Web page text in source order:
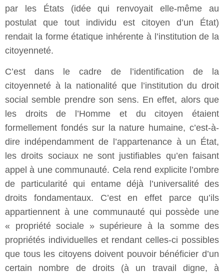
par les États (idée qui renvoyait elle-même au
postulat que tout individu est citoyen d’un État)
rendait la forme étatique inhérente à l’institution de la
citoyenneté.
C’est dans le cadre de l’identification de la
citoyenneté à la nationalité que l’institution du droit
social semble prendre son sens. En effet, alors que
les droits de l’Homme et du citoyen étaient
formellement fondés sur la nature humaine, c’est-à-
dire indépendamment de l’appartenance à un État,
les droits sociaux ne sont justifiables qu’en faisant
appel à une communauté. Cela rend explicite l’ombre
de particularité qui entame déjà l’universalité des
droits fondamentaux. C’est en effet parce qu’ils
appartiennent à une communauté qui possède une
« propriété sociale » supérieure à la somme des
propriétés individuelles et rendant celles-ci possibles
que tous les citoyens doivent pouvoir bénéficier d’un
certain nombre de droits (à un travail digne, à